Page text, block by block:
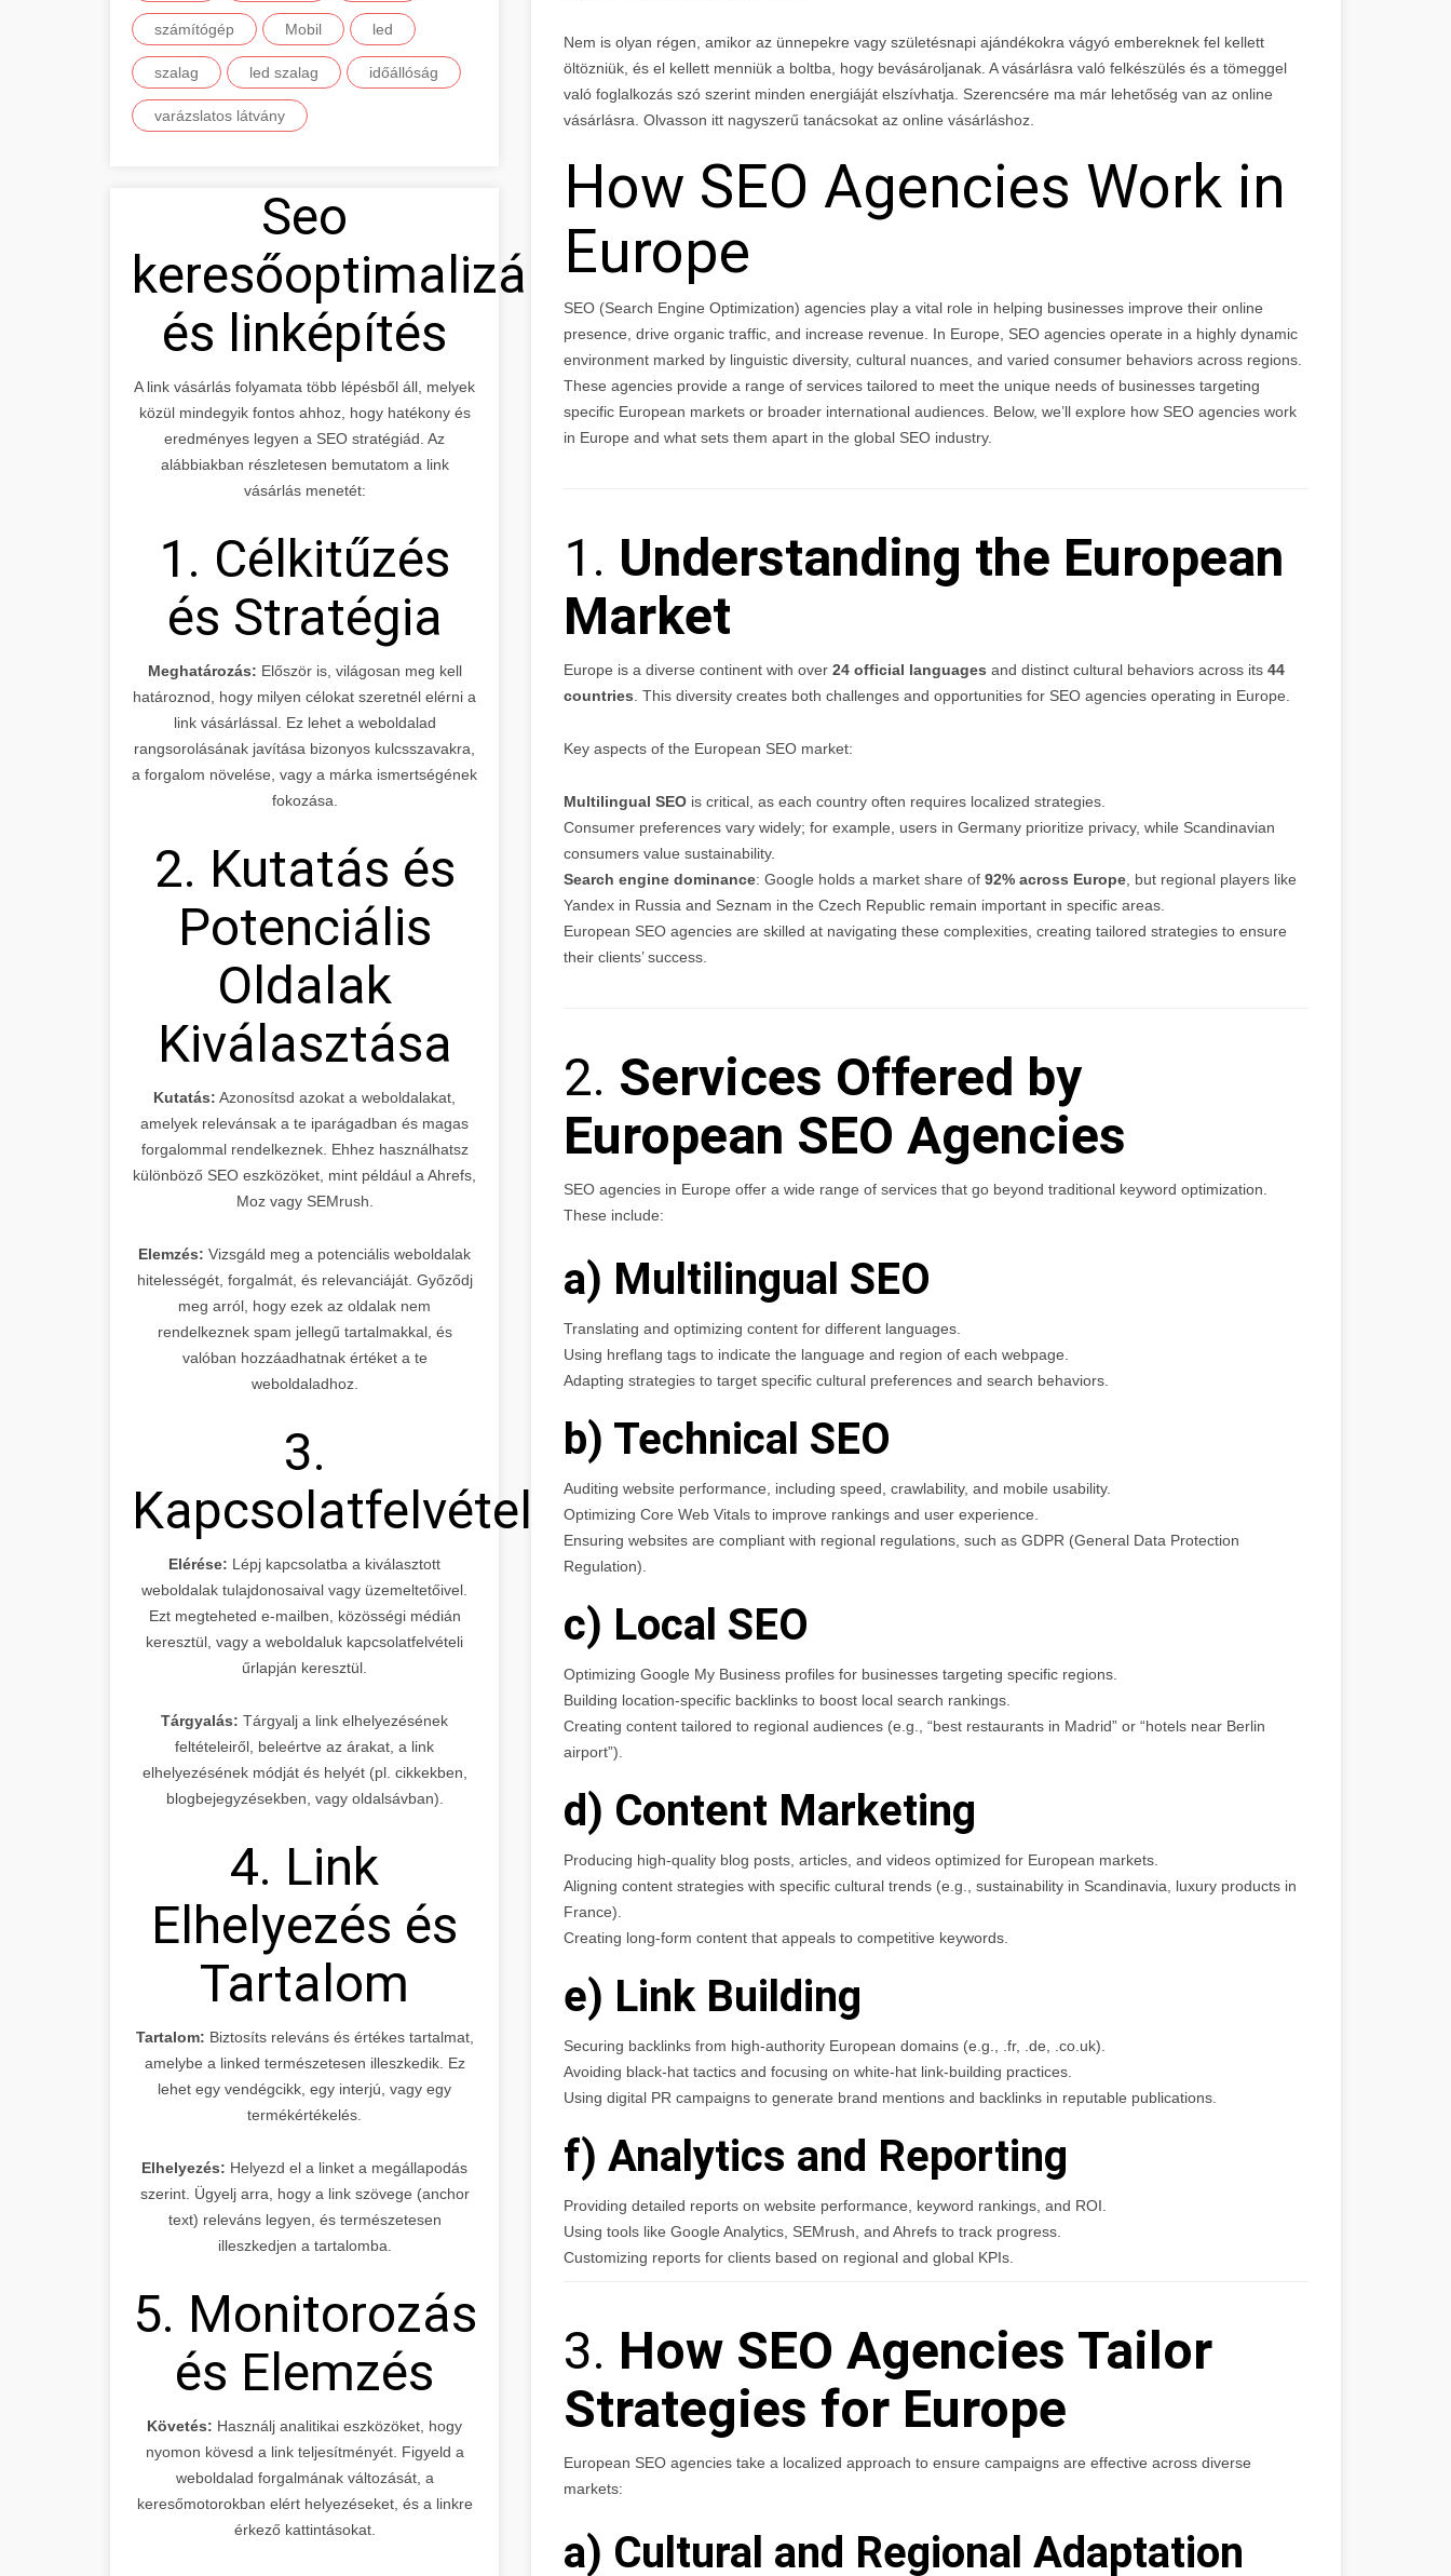
számítógép Mobil led
szalag led szalag időállóság
varázslatos látvány
Seo
keresőoptimalizálás
és linképítés
A link vásárlás folyamata több lépésből áll, melyek
közül mindegyik fontos ahhoz, hogy hatékony és
eredményes legyen a SEO stratégiád. Az
alábbiakban részletesen bemutatom a link
vásárlás menetét:
1. Célkitűzés
és Stratégia
Meghatározás: Először is, világosan meg kell
határoznod, hogy milyen célokat szeretnél elérni a
link vásárlással. Ez lehet a weboldalad
rangsorolásának javítása bizonyos kulcsszavakra,
a forgalom növelése, vagy a márka ismertségének
fokozása.
2. Kutatás és
Potenciális
Oldalak
Kiválasztása
Kutatás: Azonosítsd azokat a weboldalakat,
amelyek relevánsak a te iparágadban és magas
forgalommal rendelkeznek. Ehhez használhatsz
különböző SEO eszközöket, mint például a Ahrefs,
Moz vagy SEMrush.
Elemzés: Vizsgáld meg a potenciális weboldalak
hitelességét, forgalmát, és relevanciáját. Győződj
meg arról, hogy ezek az oldalak nem
rendelkeznek spam jellegű tartalmakkal, és
valóban hozzáadhatnak értéket a te
weboldaladhoz.
3.
Kapcsolatfelvétel
Elérése: Lépj kapcsolatba a kiválasztott
weboldalak tulajdonosaival vagy üzemeltetőivel.
Ezt megteheted e-mailben, közösségi médián
keresztül, vagy a weboldaluk kapcsolatfelvételi
űrlapján keresztül.
Tárgyalás: Tárgyalj a link elhelyezésének
feltételeiről, beleértve az árakat, a link
elhelyezésének módját és helyét (pl. cikkekben,
blogbejegyzésekben, vagy oldalsávban).
4. Link
Elhelyezés és
Tartalom
Tartalom: Biztosíts releváns és értékes tartalmat,
amelybe a linked természetesen illeszkedik. Ez
lehet egy vendégcikk, egy interjú, vagy egy
termékértékelés.
Elhelyezés: Helyezd el a linket a megállapodás
szerint. Ügyelj arra, hogy a link szövege (anchor
text) releváns legyen, és természetesen
illeszkedjen a tartalomba.
5. Monitorozás
és Elemzés
Követés: Használj analitikai eszközöket, hogy
nyomon kövesd a link teljesítményét. Figyeld a
weboldalad forgalmának változását, a
keresőmotorokban elért helyezéseket, és a linkre
érkező kattintásokat.
Nem is olyan régen, amikor az ünnepekre vagy születésnapi ajándékokra vágyó embereknek fel kellett
öltözniük, és el kellett menniük a boltba, hogy bevásároljanak. A vásárlásra való felkészülés és a tömeggel
való foglalkozás szó szerint minden energiáját elszívhatja. Szerencsére ma már lehetőség van az online
vásárlásra. Olvasson itt nagyszerű tanácsokat az online vásárláshoz.
How SEO Agencies Work in
Europe
SEO (Search Engine Optimization) agencies play a vital role in helping businesses improve their online
presence, drive organic traffic, and increase revenue. In Europe, SEO agencies operate in a highly dynamic
environment marked by linguistic diversity, cultural nuances, and varied consumer behaviors across regions.
These agencies provide a range of services tailored to meet the unique needs of businesses targeting
specific European markets or broader international audiences. Below, we’ll explore how SEO agencies work
in Europe and what sets them apart in the global SEO industry.
1. Understanding the European
Market
Europe is a diverse continent with over 24 official languages and distinct cultural behaviors across its 44
countries . This diversity creates both challenges and opportunities for SEO agencies operating in Europe.
Key aspects of the European SEO market:
Multilingual SEO is critical, as each country often requires localized strategies.
Consumer preferences vary widely; for example, users in Germany prioritize privacy, while Scandinavian
consumers value sustainability.
Search engine dominance: Google holds a market share of 92% across Europe , but regional players like
Yandex in Russia and Seznam in the Czech Republic remain important in specific areas.
European SEO agencies are skilled at navigating these complexities, creating tailored strategies to ensure
their clients’ success.
2. Services Offered by
European SEO Agencies
SEO agencies in Europe offer a wide range of services that go beyond traditional keyword optimization.
These include:
a) Multilingual SEO
Translating and optimizing content for different languages.
Using hreflang tags to indicate the language and region of each webpage.
Adapting strategies to target specific cultural preferences and search behaviors.
b) Technical SEO
Auditing website performance, including speed, crawlability, and mobile usability.
Optimizing Core Web Vitals to improve rankings and user experience.
Ensuring websites are compliant with regional regulations, such as GDPR (General Data Protection
Regulation).
c) Local SEO
Optimizing Google My Business profiles for businesses targeting specific regions.
Building location-specific backlinks to boost local search rankings.
Creating content tailored to regional audiences (e.g., “best restaurants in Madrid” or “hotels near Berlin
airport”).
d) Content Marketing
Producing high-quality blog posts, articles, and videos optimized for European markets.
Aligning content strategies with specific cultural trends (e.g., sustainability in Scandinavia, luxury products in
France).
Creating long-form content that appeals to competitive keywords.
e) Link Building
Securing backlinks from high-authority European domains (e.g., .fr, .de, .co.uk).
Avoiding black-hat tactics and focusing on white-hat link-building practices.
Using digital PR campaigns to generate brand mentions and backlinks in reputable publications.
f) Analytics and Reporting
Providing detailed reports on website performance, keyword rankings, and ROI.
Using tools like Google Analytics, SEMrush, and Ahrefs to track progress.
Customizing reports for clients based on regional and global KPIs.
3. How SEO Agencies Tailor
Strategies for Europe
European SEO agencies take a localized approach to ensure campaigns are effective across diverse
markets:
a) Cultural and Regional Adaptation